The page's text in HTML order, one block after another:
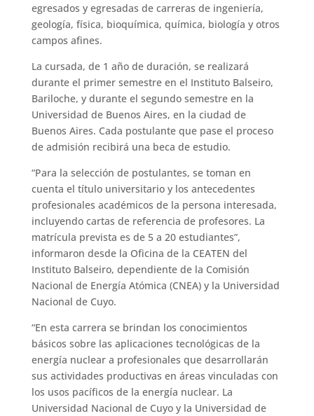
egresados y egresadas de carreras de ingeniería,
geología, física, bioquímica, química, biología y otros
campos afines.
La cursada, de 1 año de duración, se realizará
durante el primer semestre en el Instituto Balseiro,
Bariloche, y durante el segundo semestre en la
Universidad de Buenos Aires, en la ciudad de
Buenos Aires. Cada postulante que pase el proceso
de admisión recibirá una beca de estudio.
“Para la selección de postulantes, se toman en
cuenta el título universitario y los antecedentes
profesionales académicos de la persona interesada,
incluyendo cartas de referencia de profesores. La
matrícula prevista es de 5 a 20 estudiantes”,
informaron desde la Oficina de la CEATEN del
Instituto Balseiro, dependiente de la Comisión
Nacional de Energía Atómica (CNEA) y la Universidad
Nacional de Cuyo.
“En esta carrera se brindan los conocimientos
básicos sobre las aplicaciones tecnológicas de la
energía nuclear a profesionales que desarrollarán
sus actividades productivas en áreas vinculadas con
los usos pacíficos de la energía nuclear. La
Universidad Nacional de Cuyo y la Universidad de